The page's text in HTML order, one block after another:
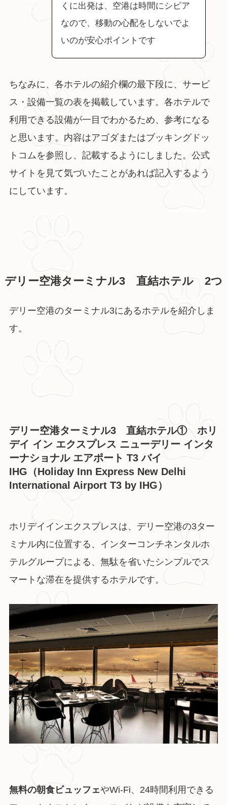
くに出発は、空港は時間にシビア
なので、移動の心配をしないでよ
いのが安心ポイントです
ちなみに、各ホテルの紹介欄の最下段に、サービ
ス・設備一覧の表を掲載しています。各ホテルで
利用できる設備が一目でわかるため、参考になる
と思います。内容はアゴダまたはブッキングドッ
トコムを参照し、記載するようにしました。公式
サイトを見て気づいたことがあれば記入するよう
にしています。
デリー空港ターミナル3 直結ホテル 2つ
デリー空港のターミナル3にあるホテルを紹介しま
す。
デリー空港ターミナル3 直結ホテル① ホリ
デイ イン エクスプレス ニューデリー インタ
ーナショナル エアポート T3 バイ
IHG（Holiday Inn Express New Delhi
International Airport T3 by IHG）
ホリデイインエクスプレスは、デリー空港の3ター
ミナル内に位置する、インターコンチネンタルホ
テルグループによる、無駄を省いたシンプルでス
マートな滞在を提供するホテルです。
無料の朝食ビュッフェやWi-Fi、24時間利用できる